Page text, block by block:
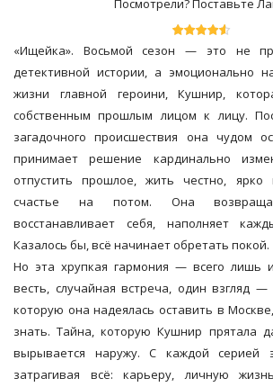
Посмотрели? Поставьте
«Ищейка». Восьмой сезон — это не
детективной истории, а эмоционально
жизни главной героини, Кушнир,
собственным прошлым лицом к лицу.
загадочного происшествия она чудом
принимает решение кардинально
отпустить прошлое, жить честно,
счастье на потом. Она
восстанавливает себя, наполняет
Казалось бы, всё начинает обретать покой.
Но эта хрупкая гармония — всего лишь
весть, случайная встреча, один взгляд —
которую она надеялась оставить в
знать. Тайна, которую Кушнир прятала
вырывается наружу. С каждой серией
затрагивая всё: карьеру, личную